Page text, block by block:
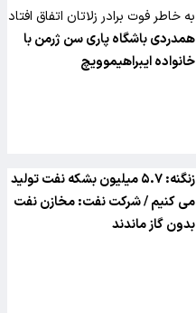
به خاطر فوت برادر زلاتان اتفاق افتاد
همدردی باشگاه پاری سن ژرمن با
خانواده ایبراهیموویچ
زنگنه: ۵.۷ میلیون بشکه نفت تولید
می کنیم / شرکت نفت: مخازن نفت
بدون گاز ماندند